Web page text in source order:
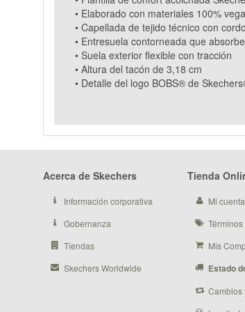
• Elaborado con materiales 100%
• Capellada de tejido técnico con
• Entresuela contorneada que
• Suela exterior flexible con tracción
• Altura del tacón de 3,18 cm
• Detalle del logo BOBS® de
Acerca de Skechers
Información corporativa
Gobernanza
Tiendas
Skechers Worldwide
Tienda
Mi cuenta
Mis
Estado
Cambios